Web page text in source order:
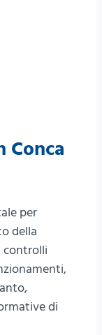
Conca
per
della
controlli
di